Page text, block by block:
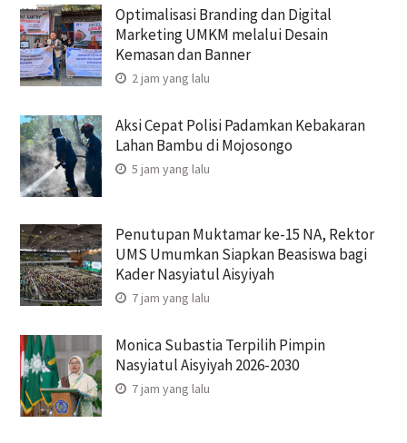
Optimalisasi Branding dan Digital
Marketing UMKM melalui Desain
Kemasan dan Banner
2 jam yang lalu
Aksi Cepat Polisi Padamkan Kebakaran
Lahan Bambu di Mojosongo
5 jam yang lalu
Penutupan Muktamar ke-15 NA, Rektor
UMS Umumkan Siapkan Beasiswa bagi
Kader Nasyiatul Aisyiyah
7 jam yang lalu
Monica Subastia Terpilih Pimpin
Nasyiatul Aisyiyah 2026-2030
7 jam yang lalu